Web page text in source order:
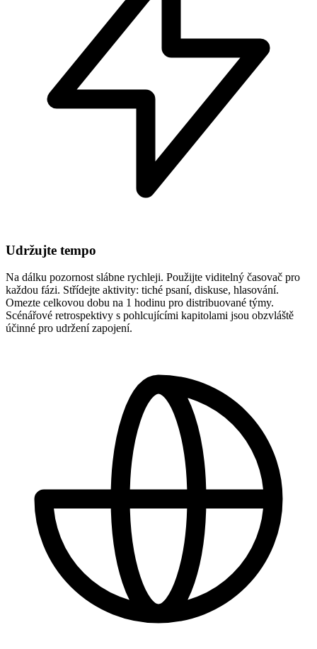
Udržujte tempo
Na dálku pozornost slábne rychleji. Použijte viditelný časovač pro
každou fázi. Střídejte aktivity: tiché psaní, diskuse, hlasování.
Omezte celkovou dobu na 1 hodinu pro distribuované týmy.
Scénářové retrospektivy s pohlcujícími kapitolami jsou obzvláště
účinné pro udržení zapojení.